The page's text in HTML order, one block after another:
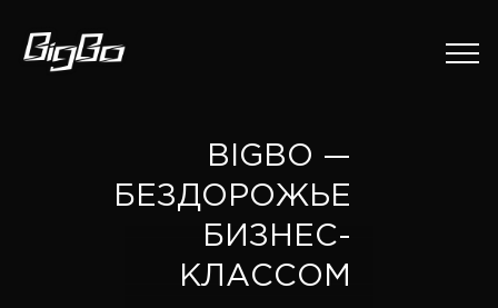
BIGBO —
БЕЗДОРОЖЬЕ
БИЗНЕС-
КЛАССОМ